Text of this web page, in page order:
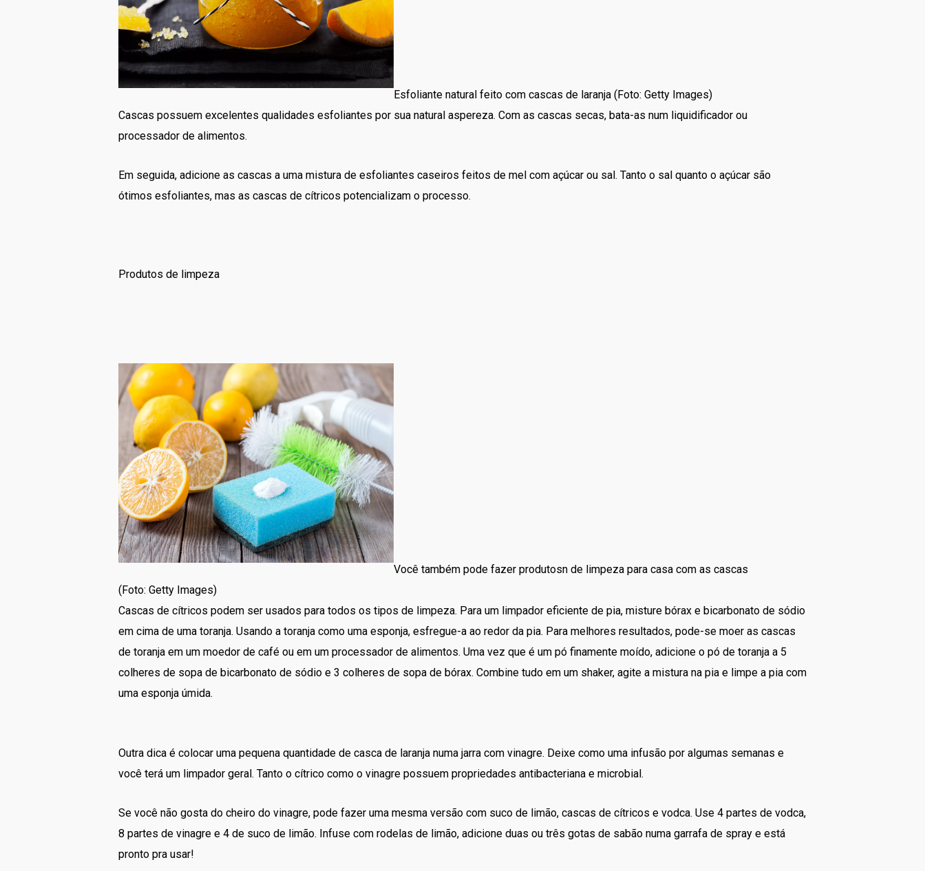
Esfoliante natural feito com cascas de laranja (Foto: Getty Images)
Cascas possuem excelentes qualidades esfoliantes por sua natural aspereza. Com as cascas secas, bata-as num liquidificador ou
processador de alimentos.
Em seguida, adicione as cascas a uma mistura de esfoliantes caseiros feitos de mel com açúcar ou sal. Tanto o sal quanto o açúcar são
ótimos esfoliantes, mas as cascas de cítricos potencializam o processo.
Produtos de limpeza
Você também pode fazer produtosn de limpeza para casa com as cascas
(Foto: Getty Images)
Cascas de cítricos podem ser usados para todos os tipos de limpeza. Para um limpador eficiente de pia, misture bórax e bicarbonato de sódio
em cima de uma toranja. Usando a toranja como uma esponja, esfregue-a ao redor da pia. Para melhores resultados, pode-se moer as cascas
de toranja em um moedor de café ou em um processador de alimentos. Uma vez que é um pó finamente moído, adicione o pó de toranja a 5
colheres de sopa de bicarbonato de sódio e 3 colheres de sopa de bórax. Combine tudo em um shaker, agite a mistura na pia e limpe a pia com
uma esponja úmida.
Outra dica é colocar uma pequena quantidade de casca de laranja numa jarra com vinagre. Deixe como uma infusão por algumas semanas e
você terá um limpador geral. Tanto o cítrico como o vinagre possuem propriedades antibacteriana e microbial.
Se você não gosta do cheiro do vinagre, pode fazer uma mesma versão com suco de limão, cascas de cítricos e vodca. Use 4 partes de vodca,
8 partes de vinagre e 4 de suco de limão. Infuse com rodelas de limão, adicione duas ou três gotas de sabão numa garrafa de spray e está
pronto pra usar!